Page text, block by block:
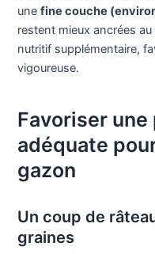
unefine couche
restent mieux ancrées
nutritif supplémentaire,
vigoureuse.
Favoriser
adéquate
gazon
Un coup de
graines